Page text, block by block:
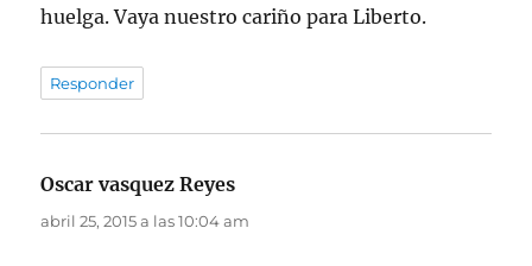
huelga. Vaya nuestro cariño para Liberto.
Responder
Oscar vasquez Reyes
abril 25, 2015 a las 10:04 am